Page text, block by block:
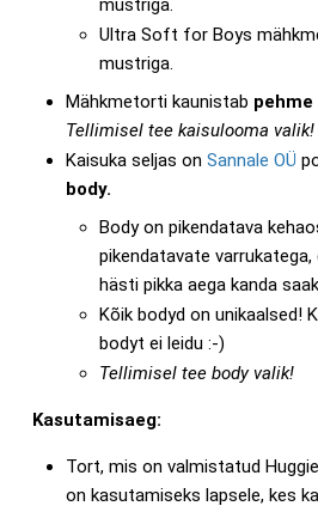
Ultra Soft for Boys
mustriga.
Mähkmetorti kaunistab pehme
Tellimisel tee kaisulooma valik!
Kaisuka seljas on Sannale OÜ
body.
Body on pikendatava
pikendatavate
hästi pikka aega kanda
Kõik bodyd on unikaalsed!
bodyt ei leidu :-)
Tellimisel tee body valik!
Kasutamisaeg:
Tort, mis on valmistatud
on kasutamiseks lapsele, kes